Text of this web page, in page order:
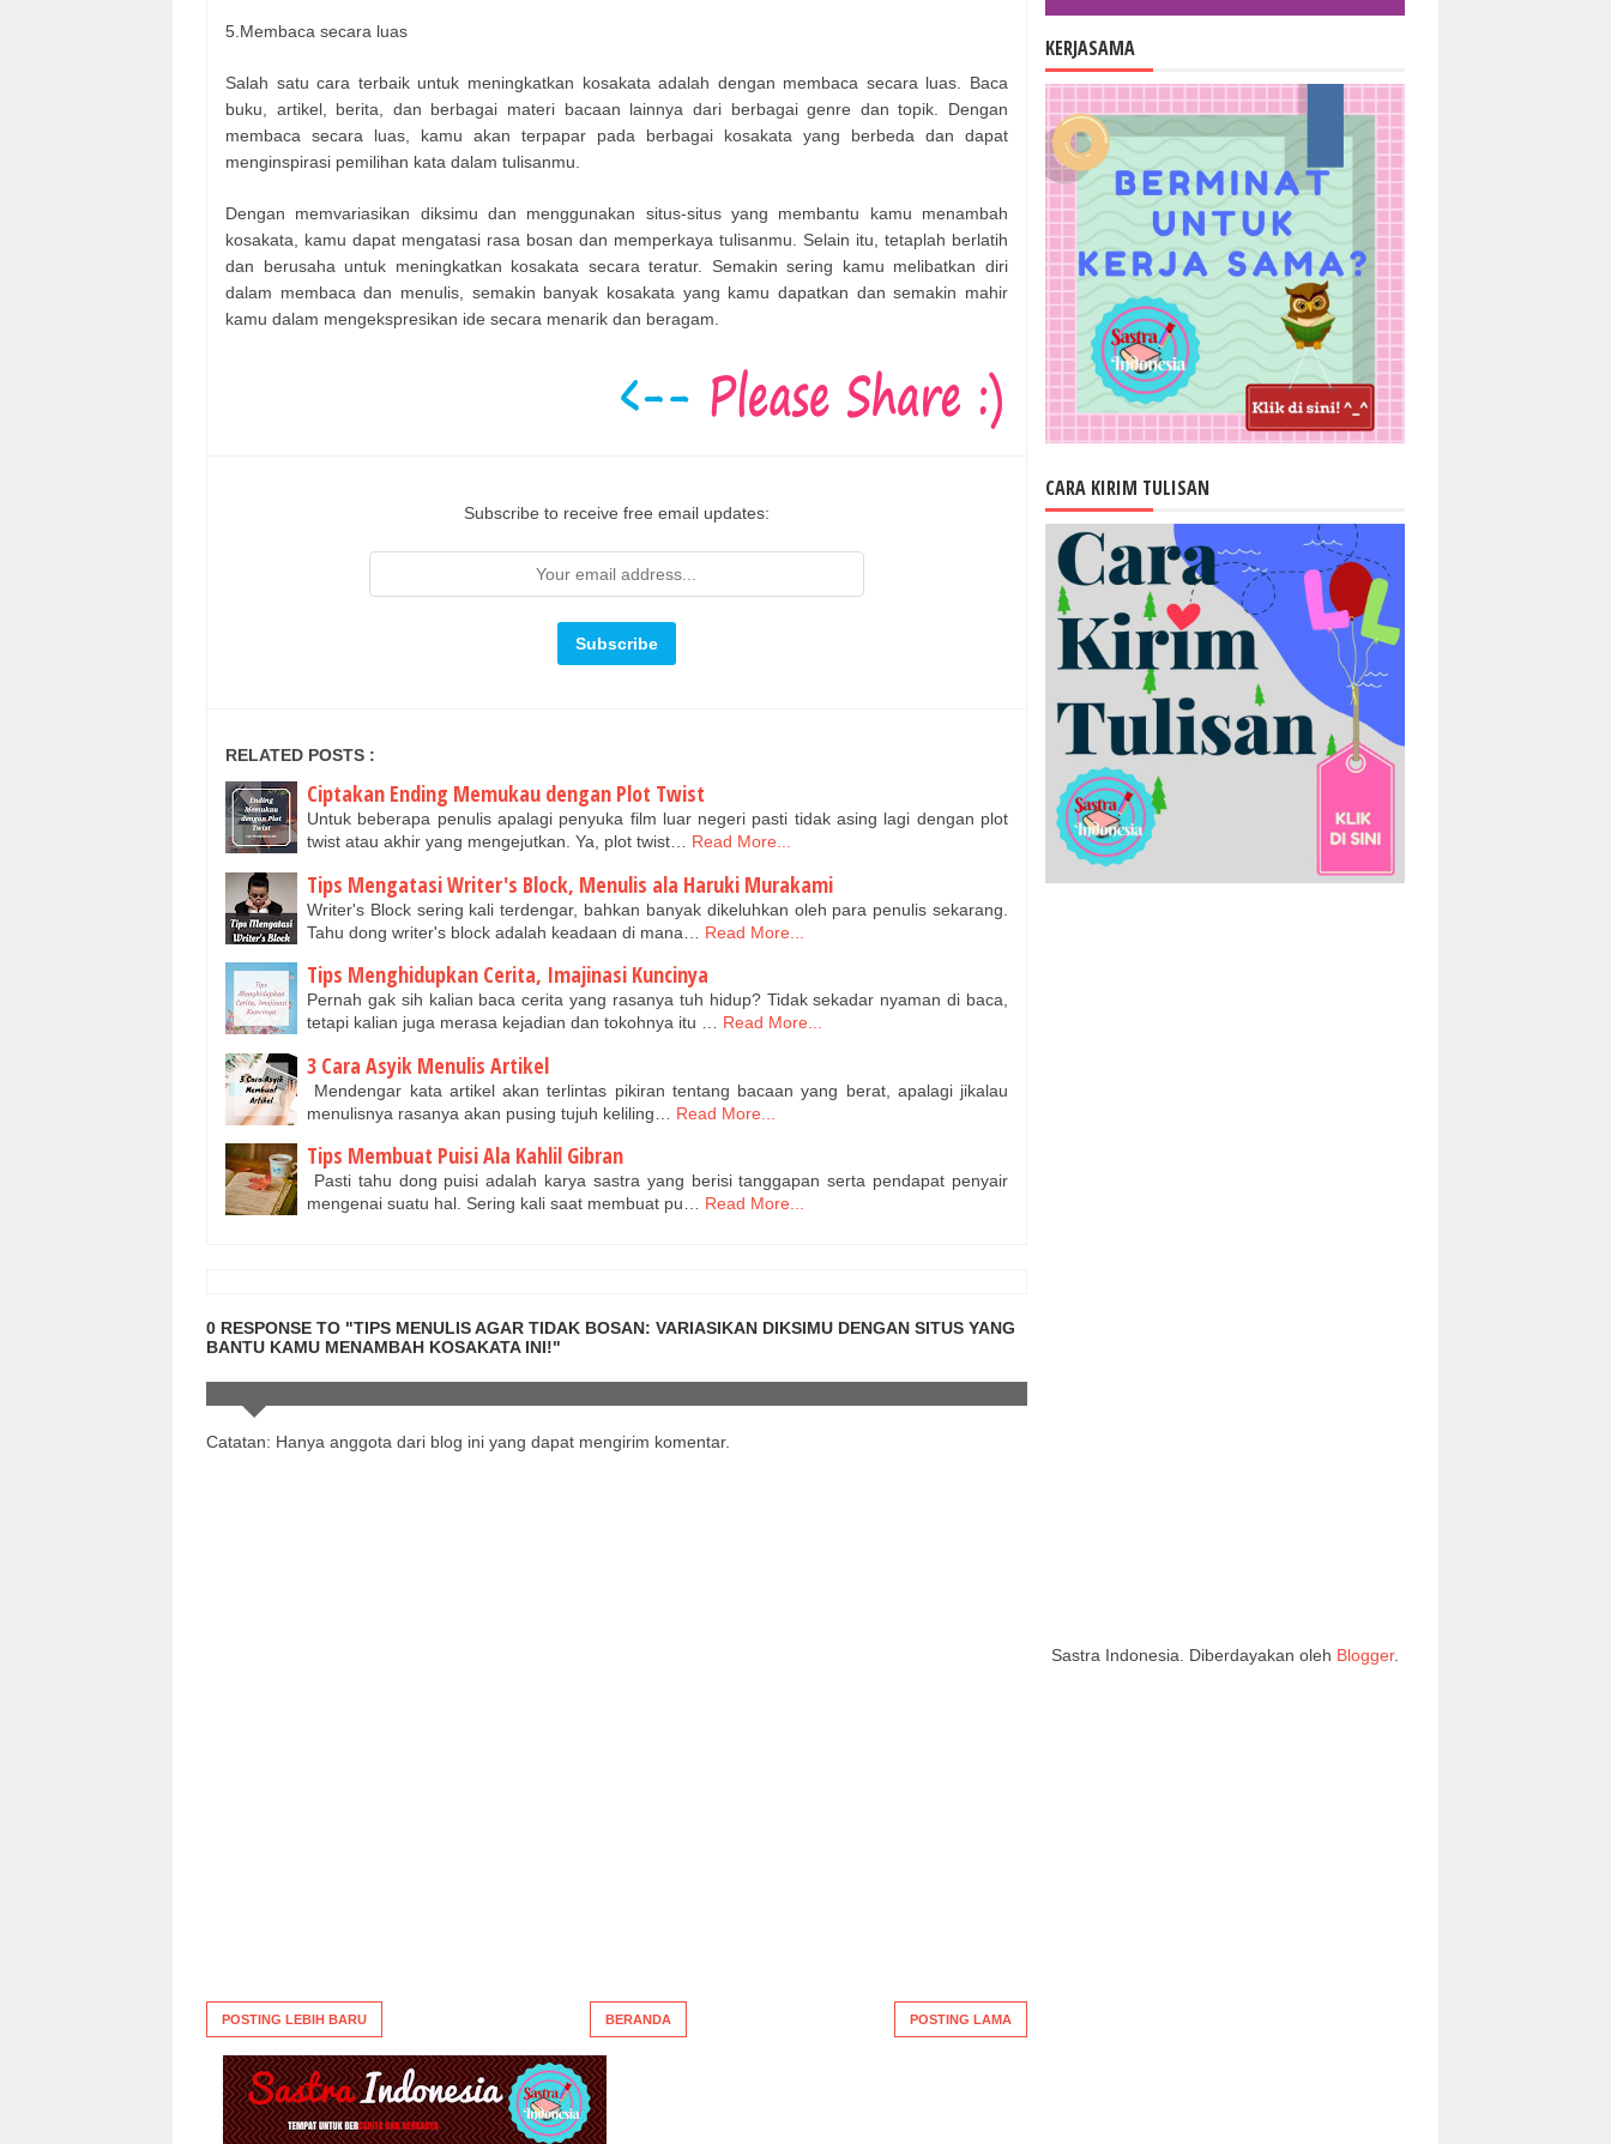
5.Membaca secara luas
Salah satu cara terbaik untuk meningkatkan kosakata adalah dengan membaca secara luas. Baca
buku, artikel, berita, dan berbagai materi bacaan lainnya dari berbagai genre dan topik. Dengan
membaca secara luas, kamu akan terpapar pada berbagai kosakata yang berbeda dan dapat
menginspirasi pemilihan kata dalam tulisanmu.
Dengan memvariasikan diksimu dan menggunakan situs-situs yang membantu kamu menambah
kosakata, kamu dapat mengatasi rasa bosan dan memperkaya tulisanmu. Selain itu, tetaplah berlatih
dan berusaha untuk meningkatkan kosakata secara teratur. Semakin sering kamu melibatkan diri
dalam membaca dan menulis, semakin banyak kosakata yang kamu dapatkan dan semakin mahir
kamu dalam mengekspresikan ide secara menarik dan beragam.
Subscribe to receive free email updates:
RELATED POSTS :
Ciptakan Ending Memukau dengan Plot Twist
Untuk beberapa penulis apalagi penyuka film luar negeri pasti tidak asing lagi dengan plot
twist atau akhir yang mengejutkan. Ya, plot twist…
Read More...
Tips Mengatasi Writer's Block, Menulis ala Haruki Murakami
Writer's Block sering kali terdengar, bahkan banyak dikeluhkan oleh para penulis sekarang.
Tahu dong writer's block adalah keadaan di mana…
Read More...
Tips Menghidupkan Cerita, Imajinasi Kuncinya
Pernah gak sih kalian baca cerita yang rasanya tuh hidup? Tidak sekadar nyaman di baca,
tetapi kalian juga merasa kejadian dan tokohnya itu …
Read More...
3 Cara Asyik Menulis Artikel
Mendengar kata artikel akan terlintas pikiran tentang bacaan yang berat, apalagi jikalau
menulisnya rasanya akan pusing tujuh keliling…
Read More...
Tips Membuat Puisi Ala Kahlil Gibran
Pasti tahu dong puisi adalah karya sastra yang berisi tanggapan serta pendapat penyair
mengenai suatu hal. Sering kali saat membuat pu…
Read More...
0 RESPONSE TO "TIPS MENULIS AGAR TIDAK BOSAN: VARIASIKAN DIKSIMU DENGAN SITUS YANG
BANTU KAMU MENAMBAH KOSAKATA INI!"
Catatan: Hanya anggota dari blog ini yang dapat mengirim komentar.
POSTING LEBIH BARU POSTING LAMA
BERANDA
KERJASAMA
CARA KIRIM TULISAN
Sastra Indonesia. Diberdayakan oleh Blogger.